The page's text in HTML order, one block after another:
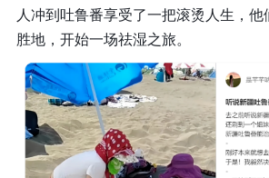
人冲到吐鲁番享受了一把滚烫人生，
胜地，开始一场祛湿之旅。